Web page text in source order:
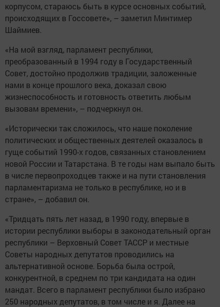
корпусом, стараюсь быть в курсе основных событий,
происходящих в Госсовете», – заметил Минтимер
Шаймиев.
«На мой взгляд, парламент республики,
преобразованный в 1994 году в Государственный
Совет, достойно продолжив традиции, заложенные
нами в конце прошлого века, доказал свою
жизнеспособность и готовность ответить любым
вызовам времени», – подчеркнул он.
«Исторически так сложилось, что наше поколение
политических и общественных деятелей оказалось в
гуще событий 1990-х годов, связанных становлением
новой России и Татарстана. В те годы нам выпало быть
в числе первопроходцев также и на пути становления
парламентаризма не только в республике, но и в
стране», – добавил он.
«Тридцать пять лет назад, в 1990 году, впервые в
истории республики выборы в законодательный орган
республики – Верховный Совет ТАССР и местные
Советы народных депутатов проводились на
альтернативной основе. Борьба была острой,
конкурентной, в среднем по три кандидата на один
мандат. Всего в парламент республики было избрано
250 народных депутатов, в том числе и я. Далее на